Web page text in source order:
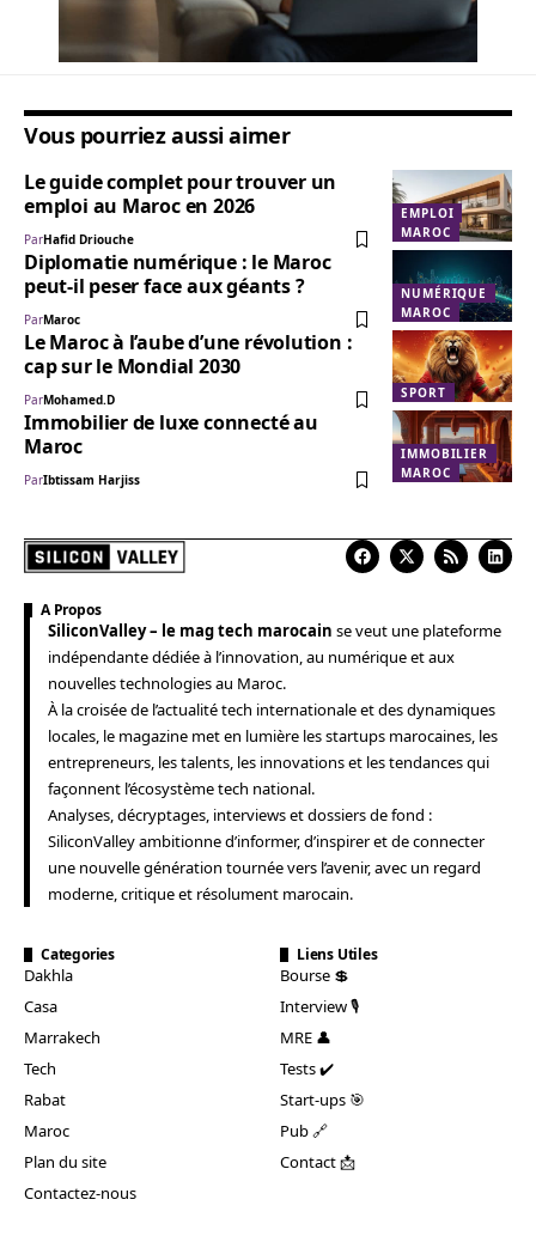
Vous pourriez aussi aimer
EMPLOI
MAROC
Le guide complet pour trouver un
emploi au Maroc en 2026
ParHafid Driouche
NUMÉRIQUE
MAROC
Diplomatie numérique : le Maroc
peut-il peser face aux géants ?
ParMaroc
SPORT
Le Maroc à l’aube d’une révolution :
cap sur le Mondial 2030
ParMohamed.D
IMMOBILIER
MAROC
Immobilier de luxe connecté au
Maroc
ParIbtissam Harjiss
A Propos
SiliconValley – le mag tech marocain se veut une plateforme
indépendante dédiée à l’innovation, au numérique et aux
nouvelles technologies au Maroc.
À la croisée de l’actualité tech internationale et des dynamiques
locales, le magazine met en lumière les startups marocaines, les
entrepreneurs, les talents, les innovations et les tendances qui
façonnent l’écosystème tech national.
Analyses, décryptages, interviews et dossiers de fond :
SiliconValley ambitionne d’informer, d’inspirer et de connecter
une nouvelle génération tournée vers l’avenir, avec un regard
moderne, critique et résolument marocain.
Categories
Dakhla
Casa
Marrakech
Tech
Rabat
Maroc
Plan du site
Contactez-nous
Liens Utiles
Bourse 💲
Interview 🎙️
MRE 👤
Tests ✔️
Start-ups 🎯
Pub 🔗
Contact 📩